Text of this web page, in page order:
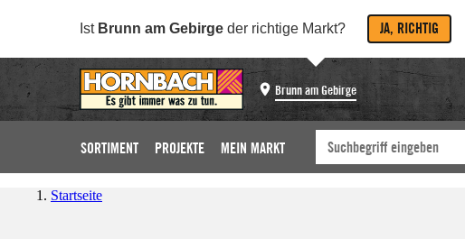
Ist Brunn am Gebirge der richtige Markt? JA, RICHTIG
Brunn am Gebirge
SORTIMENT PROJEKTE MEIN MARKT
Startseite